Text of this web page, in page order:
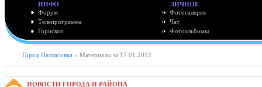
ИНФО
Форум
Телепрограмма
Гороскоп
ЛИЧНОЕ
Фотогалерея
Чат
Фотоальбомы
Город Палласовка » Материалы за 17.01.2012
НОВОСТИ ГОРОДА И РАЙОНА